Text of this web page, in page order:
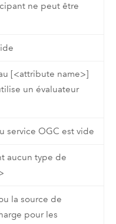
ne peut être
[<attribute name>]
un évaluateur
service OGC est vide
aucun type de
la source de
pour les